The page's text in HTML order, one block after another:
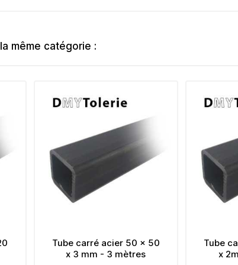
même catégorie :
50 x 50
Tube carré acier 25 x 25
x 2mm - 3 mètres